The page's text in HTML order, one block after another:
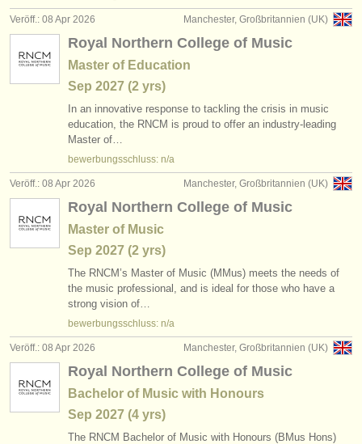
anzeige veröffentlichen
find out about ourATS
ATS faq
einloggen
Manchester, Großbritannien (UK)
Veröff.: 08 Apr 2026
Royal Northern College of Music
Master of Education
Sep 2027 (2 yrs)
In an innovative response to tackling the crisis in music
education, the RNCM is proud to offer an industry-leading
Master of…
bewerbungsschluss: n/a
Manchester, Großbritannien (UK)
Veröff.: 08 Apr 2026
Royal Northern College of Music
Master of Music
Sep 2027 (2 yrs)
The RNCM’s Master of Music (MMus) meets the needs of
the music professional, and is ideal for those who have a
strong vision of…
bewerbungsschluss: n/a
Manchester, Großbritannien (UK)
Veröff.: 08 Apr 2026
Royal Northern College of Music
Bachelor of Music with Honours
Sep 2027 (4 yrs)
The RNCM Bachelor of Music with Honours (BMus Hons)